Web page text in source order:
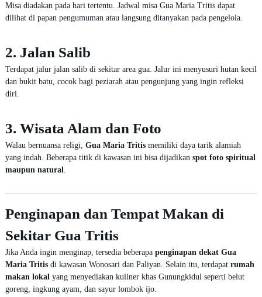
Misa diadakan pada hari tertentu. Jadwal misa Gua Maria Tritis dapat
dilihat di papan pengumuman atau langsung ditanyakan pada pengelola.
2. Jalan Salib
Terdapat jalur jalan salib di sekitar area gua. Jalur ini menyusuri hutan kecil
dan bukit batu, cocok bagi peziarah atau pengunjung yang ingin refleksi
diri.
3. Wisata Alam dan Foto
Walau bernuansa religi, Gua Maria Tritismemiliki daya tarik alamiah
yang indah. Beberapa titik di kawasan ini bisa dijadikan spot foto spiritual
maupun natural.
Penginapan dan Tempat Makan di
Sekitar Gua Tritis
Jika Anda ingin menginap, tersedia beberapa penginapan dekat Gua
Maria Tritisdi kawasan Wonosari dan Paliyan. Selain itu, terdapat rumah
makan lokalyang menyediakan kuliner khas Gunungkidul seperti belut
goreng, ingkung ayam, dan sayur lombok ijo.